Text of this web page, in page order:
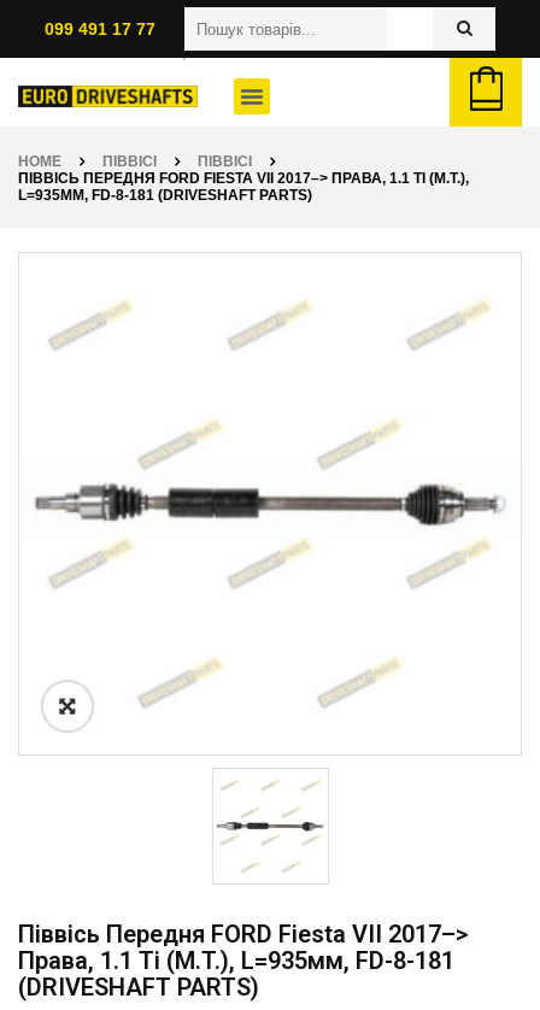
099 491 17 77
HOME ПІВВІСІ
ПІВВІСІ
ПІВВІСЬ ПЕРЕДНЯ FORD FIESTA VII 2017–> ПРАВА, 1.1 TI (M.T.),
L=935ММ, FD-8-181 (DRIVESHAFT PARTS)
Піввісь Передня FORD Fiesta VII 2017–>
Права, 1.1 Ti (M.T.), L=935мм, FD-8-181
(DRIVESHAFT PARTS)